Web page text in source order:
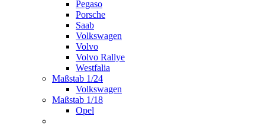
Pegaso
Porsche
Saab
Volkswagen
Volvo
Volvo Rallye
Westfalia
Maßstab 1/24
Volkswagen
Maßstab 1/18
Opel